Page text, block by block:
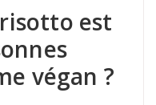
est
végan ?